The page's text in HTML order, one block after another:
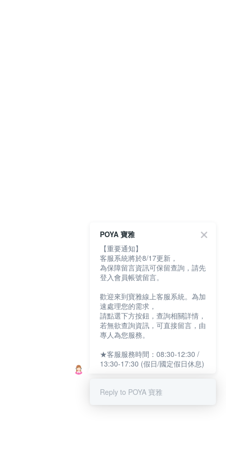
POYA 寶雅
【重要通知】
客服系統將於8/17更新，
為保障留言資訊可保留查詢，請先
登入會員帳號留言。
歡迎來到寶雅線上客服系統。為加
速處理您的需求，
請點選下方按鈕，查詢相關詳情，
若無欲查詢資訊，可直接留言，由
專人為您服務。
★客服服務時間：08:30-12:30 /
13:30-17:30 (假日/國定假日休息)
Reply to POYA 寶雅